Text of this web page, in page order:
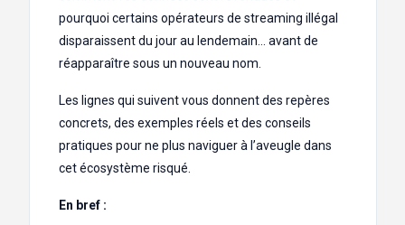
pourquoi certains opérateurs de streaming illégal
disparaissent du jour au lendemain… avant de
réapparaître sous un nouveau nom.
Les lignes qui suivent vous donnent des repères
concrets, des exemples réels et des conseils
pratiques pour ne plus naviguer à l’aveugle dans
cet écosystème risqué.
En bref :